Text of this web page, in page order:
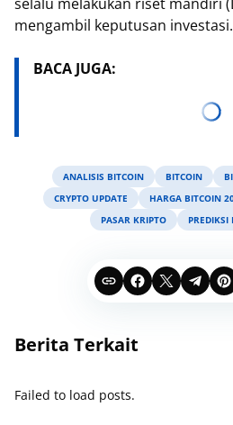
mengambil keputusan investasi.
BACA JUGA:
ANALISIS BITCOIN BITCOIN
CRYPTO UPDATE
HARGA BITCOIN
PASAR KRIPTO
PREDIKSI
Berita Terkait
Failed to load posts.